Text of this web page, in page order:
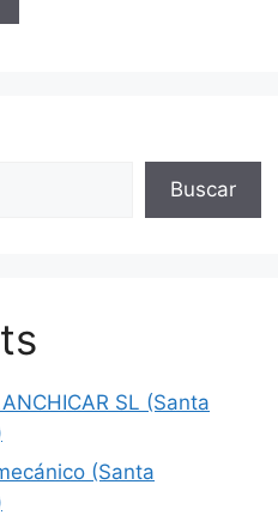
Buscar
SL (Santa
(Santa